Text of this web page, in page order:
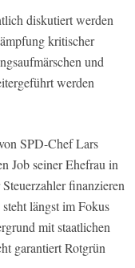
diskutiert werden
kritischer
und
werden
SPD-Chef Lars
Job seiner Ehefrau in
finanzieren
längst im Fokus
mit staatlichen
garantiert Rotgrün